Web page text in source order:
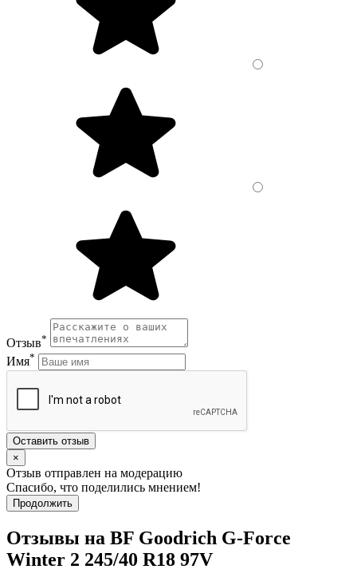
Отзыв*
Имя*
Оставить отзыв
×
Отзыв отправлен на модерацию
Спасибо, что поделились мнением!
Продолжить
Отзывы на BF Goodrich G-Force
Winter 2 245/40 R18 97V